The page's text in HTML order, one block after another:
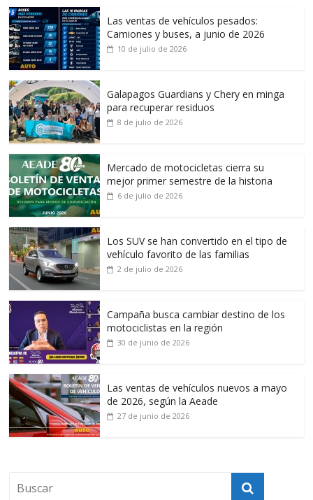
Las ventas de vehículos pesados:
Camiones y buses, a junio de 2026
10 de julio de 2026
Galapagos Guardians y Chery en minga
para recuperar residuos
8 de julio de 2026
Mercado de motocicletas cierra su
mejor primer semestre de la historia
6 de julio de 2026
Los SUV se han convertido en el tipo de
vehículo favorito de las familias
2 de julio de 2026
Campaña busca cambiar destino de los
motociclistas en la región
30 de junio de 2026
Las ventas de vehículos nuevos a mayo
de 2026, según la Aeade
27 de junio de 2026